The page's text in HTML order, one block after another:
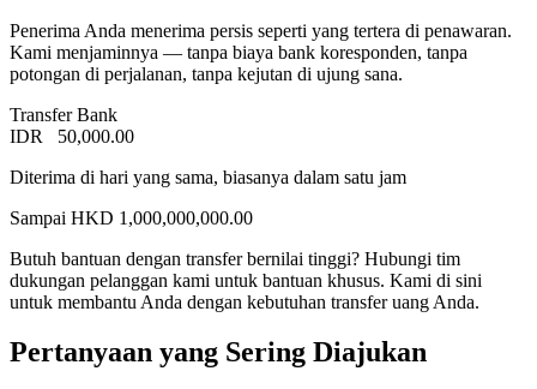
Penerima Anda menerima persis seperti yang tertera di penawaran.
Kami menjaminnya — tanpa biaya bank koresponden, tanpa
potongan di perjalanan, tanpa kejutan di ujung sana.
Transfer Bank
IDR
50,000.00
Diterima di hari yang sama, biasanya dalam satu jam
Sampai HKD 1,000,000,000.00
Butuh bantuan dengan transfer bernilai tinggi? Hubungi tim
dukungan pelanggan kami untuk bantuan khusus. Kami di sini
untuk membantu Anda dengan kebutuhan transfer uang Anda.
Pertanyaan yang Sering Diajukan